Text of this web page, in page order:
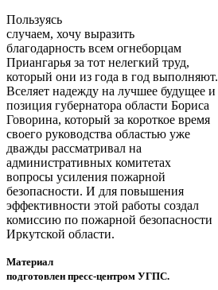
Пользуясь
случаем, хочу выразить
благодарность всем огнеборцам
Приангарья за тот нелегкий труд,
который они из года в год выполняют.
Вселяет надежду на лучшее будущее и
позиция губернатора области Бориса
Говорина, который за короткое время
своего руководства областью уже
дважды рассматривал на
административных комитетах
вопросы усиления пожарной
безопасности. И для повышения
эффективности этой работы создал
комиссию по пожарной безопасности
Иркутской области.
Материал
подготовлен пресс-центром УГПС.